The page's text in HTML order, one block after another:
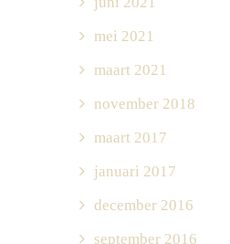
mei 2021
maart 2021
november 2018
maart 2017
januari 2017
december 2016
september 2016